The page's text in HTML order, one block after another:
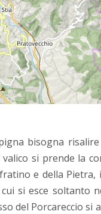
bisogna
si prende la
e della
si esce soltanto
del Porcareccio